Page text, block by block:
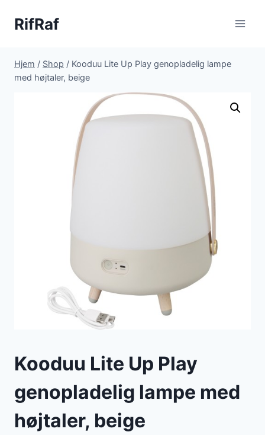
RifRaf
Hjem / Shop / Kooduu Lite Up Play genopladelig lampe
med højtaler, beige
Kooduu Lite Up Play
genopladelig lampe med
højtaler, beige